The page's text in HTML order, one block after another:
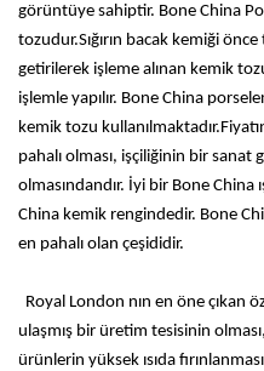
görüntüye sahiptir. Bone China
tozudur.Sığırın bacak kemiği
getirilerek işleme alınan kemik
işlemle yapılır. Bone China
kemik tozu
pahalı olması, işçiliğinin bir
olmasındandır. İyi bir Bone China
China kemik rengindedir. Bone
en pahalı olan çeşididir.
Royal London nın en öne çıkan
ulaşmış bir üretim tesisinin
ürünlerin yüksek ısıda